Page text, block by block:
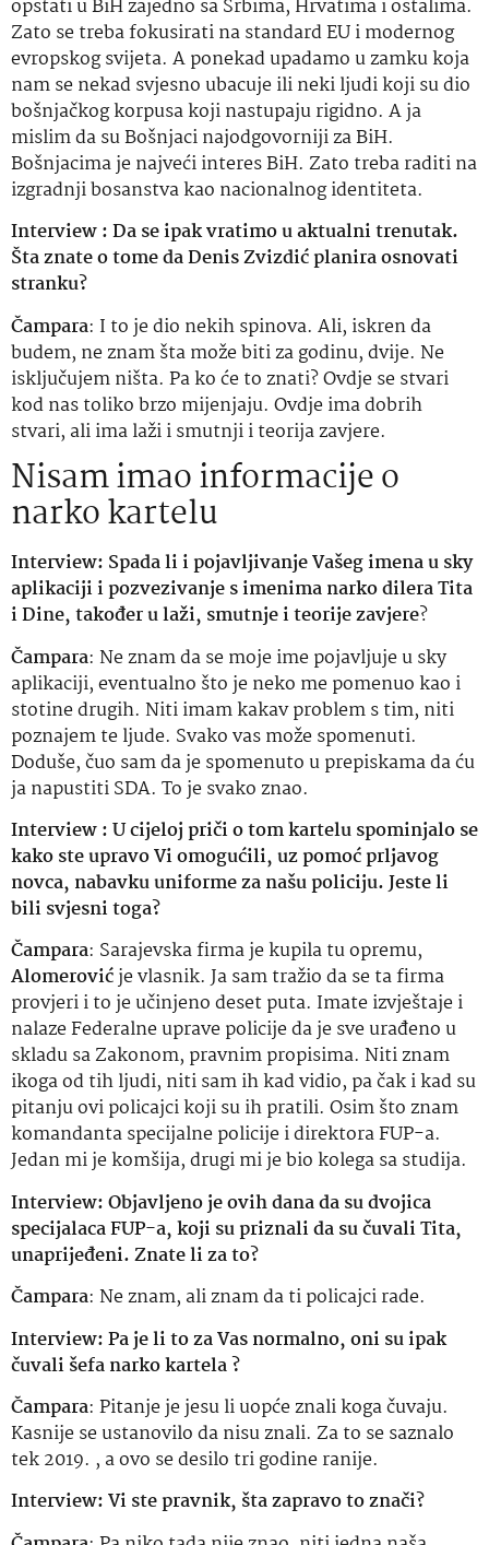
opstati u BiH zajedno sa Srbima, Hrvatima i ostalima.
Zato se treba fokusirati na standard EU i modernog
evropskog svijeta. A ponekad upadamo u zamku koja
nam se nekad svjesno ubacuje ili neki ljudi koji su dio
bošnjačkog korpusa koji nastupaju rigidno. A ja
mislim da su Bošnjaci najodgovorniji za BiH.
Bošnjacima je najveći interes BiH. Zato treba raditi na
izgradnji bosanstva kao nacionalnog identiteta.
Interview : Da se ipak vratimo u aktualni trenutak.
Šta znate o tome da Denis Zvizdić planira osnovati
stranku?
Čampara: I to je dio nekih spinova. Ali, iskren da
budem, ne znam šta može biti za godinu, dvije. Ne
isključujem ništa. Pa ko će to znati? Ovdje se stvari
kod nas toliko brzo mijenjaju. Ovdje ima dobrih
stvari, ali ima laži i smutnji i teorija zavjere.
Nisam imao informacije o
narko kartelu
Interview: Spada li i pojavljivanje Vašeg imena u sky
aplikaciji i pozvezivanje s imenima narko dilera Tita
i Dine, također u laži, smutnje i teorije zavjere?
Čampara: Ne znam da se moje ime pojavljuje u sky
aplikaciji, eventualno što je neko me pomenuo kao i
stotine drugih. Niti imam kakav problem s tim, niti
poznajem te ljude. Svako vas može spomenuti.
Doduše, čuo sam da je spomenuto u prepiskama da ću
ja napustiti SDA. To je svako znao.
Interview : U cijeloj priči o tom kartelu spominjalo se
kako ste upravo Vi omogućili, uz pomoć prljavog
novca, nabavku uniforme za našu policiju. Jeste li
bili svjesni toga?
Čampara: Sarajevska firma je kupila tu opremu,
Alomerovićje vlasnik. Ja sam tražio da se ta firma
provjeri i to je učinjeno deset puta. Imate izvještaje i
nalaze Federalne uprave policije da je sve urađeno u
skladu sa Zakonom, pravnim propisima. Niti znam
ikoga od tih ljudi, niti sam ih kad vidio, pa čak i kad su
pitanju ovi policajci koji su ih pratili. Osim što znam
komandanta specijalne policije i direktora FUP-a.
Jedan mi je komšija, drugi mi je bio kolega sa studija.
Interview: Objavljeno je ovih dana da su dvojica
specijalaca FUP-a, koji su priznali da su čuvali Tita,
unaprijeđeni. Znate li za to?
Čampara: Ne znam, ali znam da ti policajci rade.
Interview: Pa je li to za Vas normalno, oni su ipak
čuvali šefa narko kartela ?
Čampara: Pitanje je jesu li uopće znali koga čuvaju.
Kasnije se ustanovilo da nisu znali. Za to se saznalo
tek 2019. , a ovo se desilo tri godine ranije.
Interview: Vi ste pravnik, šta zapravo to znači?